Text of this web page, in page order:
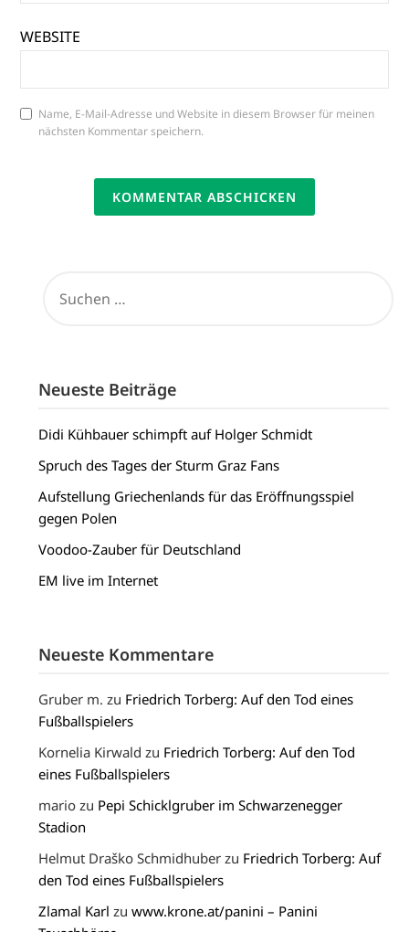
WEBSITE
Name, E-Mail-Adresse und Website in diesem Browser für meinen
nächsten Kommentar speichern.
NACH:
Neueste Beiträge
Didi Kühbauer schimpft auf Holger Schmidt
Spruch des Tages der Sturm Graz Fans
Aufstellung Griechenlands für das Eröffnungsspiel
gegen Polen
Voodoo-Zauber für Deutschland
EM live im Internet
Neueste Kommentare
Gruber m. zu Friedrich Torberg: Auf den Tod eines
Fußballspielers
Kornelia Kirwald zu Friedrich Torberg: Auf den Tod
eines Fußballspielers
mario zu Pepi Schicklgruber im Schwarzenegger
Stadion
Helmut Draško Schmidhuber zu Friedrich Torberg: Auf
den Tod eines Fußballspielers
Zlamal Karl zuwww.krone.at/panini – Panini